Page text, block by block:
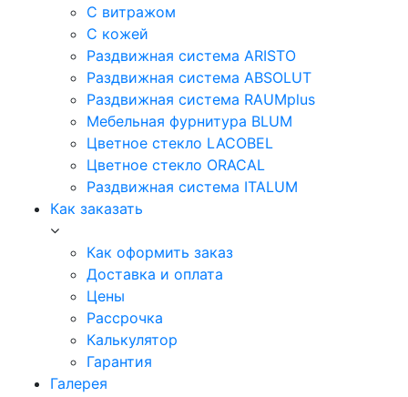
С витражом
С кожей
Раздвижная система ARISTO
Раздвижная система ABSOLUT
Раздвижная система RAUMplus
Мебельная фурнитура BLUM
Цветное стекло LACOBEL
Цветное стекло ORACAL
Раздвижная система ITALUM
Как заказать
Как оформить заказ
Доставка и оплата
Цены
Рассрочка
Калькулятор
Гарантия
Галерея